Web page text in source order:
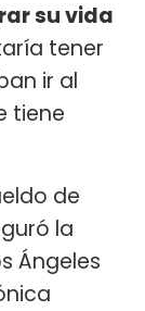
su vida
tener
ir al
tiene
de
la
Ángeles